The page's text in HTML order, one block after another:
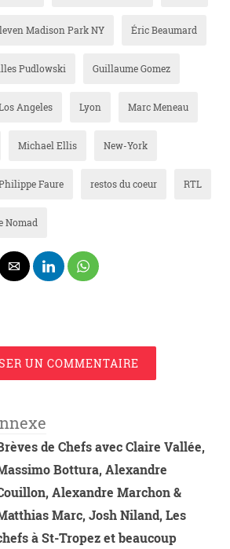
Madison Park NY Éric Beaumard
Pudlowski Guillaume Gomez
Angeles Lyon Marc Meneau
Michael Ellis New-York
Faure restos du coeur RTL
Nomad
UN COMMENTAIRE
de Chefs avec Claire Vallée,
Bottura, Alexandre
Alexandre Marchon &
Marc, Josh Niland, Les
à St-Tropez et beaucoup